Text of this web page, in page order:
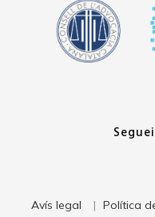
Avís legal | Política